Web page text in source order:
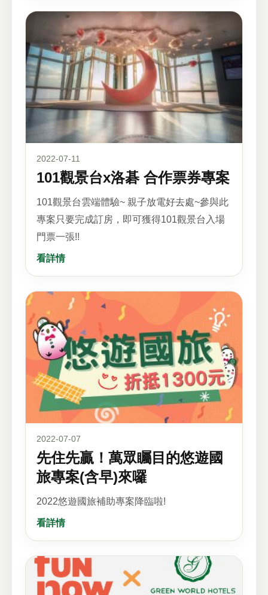
2022-07-11
101觀景台x洛碁 合作票券專案
101觀景台雲端體驗~ 親子放電好去處~參與此
專案只要完成訂房，即可獲得101觀景台入場
門票一張!!
看詳情
2022-07-07
先住先贏！萬眾矚目的悠遊國
旅專案(含早)來囉
2022悠遊國旅補助專案降臨啦!
看詳情